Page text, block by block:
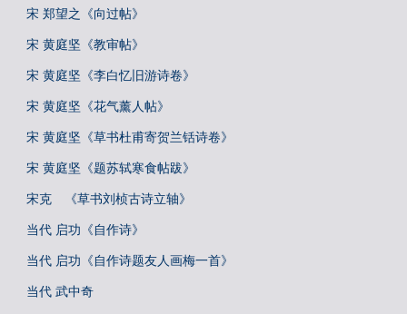
宋 郑望之《向过帖》
宋 黄庭坚《教审帖》
宋 黄庭坚《李白忆旧游诗卷》
宋 黄庭坚《花气薰人帖》
宋 黄庭坚《草书杜甫寄贺兰铦诗卷》
宋 黄庭坚《题苏轼寒食帖跋》
宋克 《草书刘桢古诗立轴》
当代 启功《自作诗》
当代 启功《自作诗题友人画梅一首》
当代 武中奇